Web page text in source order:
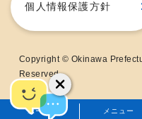
メニュー
ホーム
個人情報保護方針
Copyright © Okinawa
Reserved.